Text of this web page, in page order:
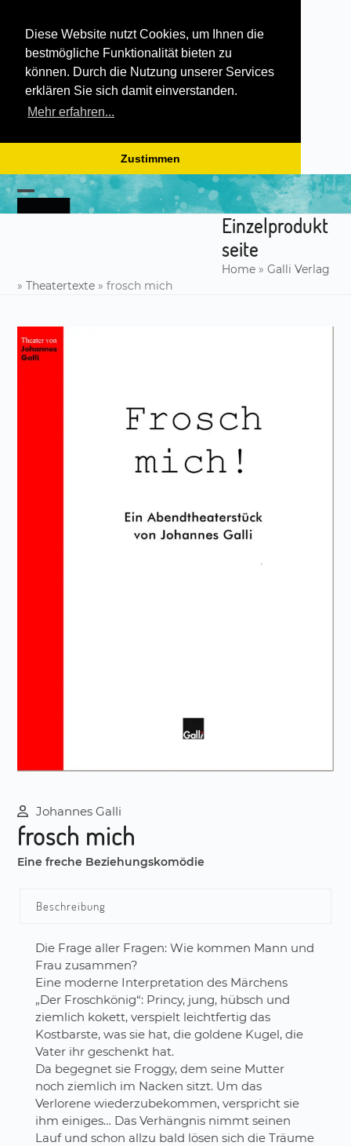
Diese Website nutzt Cookies, um Ihnen die
bestmögliche Funktionalität bieten zu
können. Durch die Nutzung unserer Services
erklären Sie sich damit einverstanden.
Mehr erfahren...
Zustimmen
Skip
to
content
Open
Close
Einzelprodukt
seite
Home» Galli Verlag
»Theatertexte »frosch mich
Johannes Galli
frosch mich
Eine freche Beziehungskomödie
Beschreibung
Die Frage aller Fragen: Wie kommen Mann und
Frau zusammen?
Eine moderne Interpretation des Märchens
„Der Froschkönig“: Princy, jung, hübsch und
ziemlich kokett, verspielt leichtfertig das
Kostbarste, was sie hat, die goldene Kugel, die
Vater ihr geschenkt hat.
Da begegnet sie Froggy, dem seine Mutter
noch ziemlich im Nacken sitzt. Um das
Verlorene wiederzubekommen, verspricht sie
ihm einiges… Das Verhängnis nimmt seinen
Lauf und schon allzu bald lösen sich die Träume